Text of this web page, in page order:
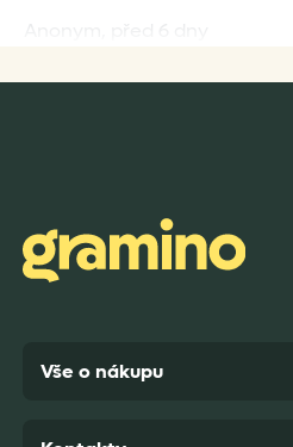
Anonym,před 7 dny
Vše o nákupu